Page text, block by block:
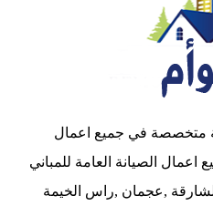
متخصصة في جميع اعمال
اعمال الصيانة العامة للمباني
,عجمان ,راس الخيمة